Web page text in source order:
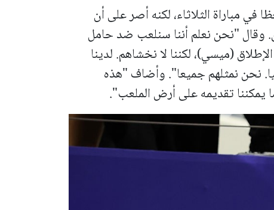
مباراة الثلاثاء، لكنه ⁠أصر على ​أن
وقال "نحن نعلم أننا سنلعب ​ضد حامل
(ميسي)، لكننا لا نخشاهم. لدينا
نحن نمثلهم جميعا". وأضاف "هذه
يمكننا تقديمه على أرض الملعب".